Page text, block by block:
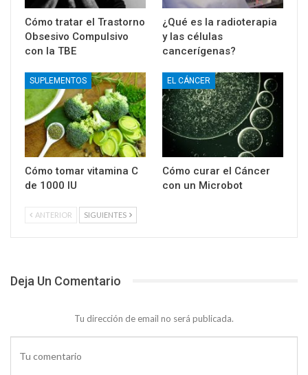
Cómo tratar el Trastorno
Obsesivo Compulsivo
con la TBE
¿Qué es la radioterapia
y las células
cancerígenas?
SUPLEMENTOS
Cómo tomar vitamina C
de 1000 IU
EL CÁNCER
Cómo curar el Cáncer
con un Microbot
ANTERIOR SIGUIENTES
Deja Un Comentario
Tu dirección de email no será publicada.